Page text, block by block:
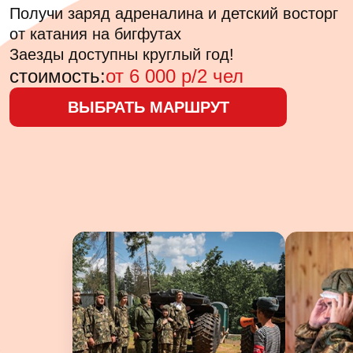
Получи заряд адреналина и детский восторг
от катания на бигфутах
Заезды доступны круглый год!
стоимость:от 6 000 р/2 чел
ВЫБРАТЬ МАРШРУТ